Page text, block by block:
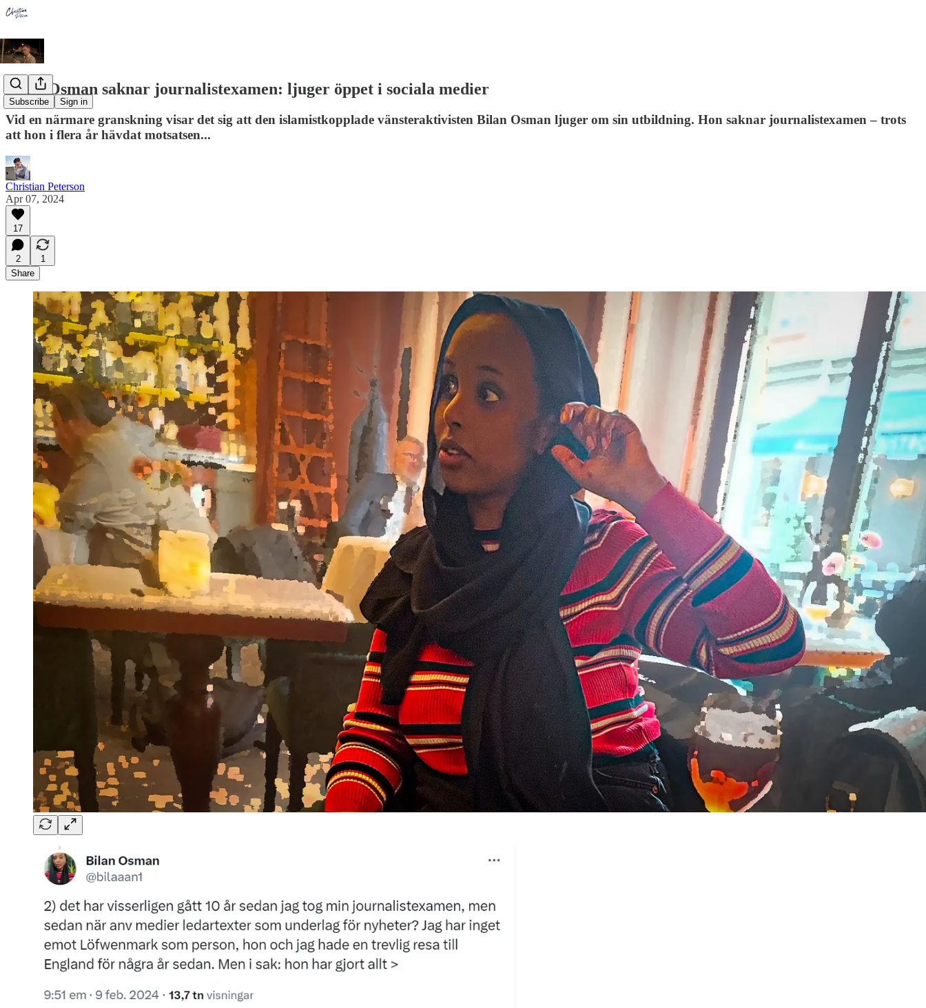
Subscribe Sign in
Bilan Osman saknar journalistexamen: ljuger öppet i sociala medier
Vid en närmare granskning visar det sig att den islamistkopplade vänsteraktivisten Bilan Osman ljuger om sin utbildning. Hon saknar journalistexamen – trots
att hon i flera år hävdat motsatsen...
Christian Peterson
Apr 07, 2024
17
2
1
Share